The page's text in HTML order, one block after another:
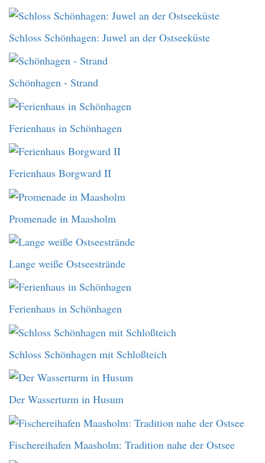
Schloss Schönhagen: Juwel an der Ostseeküste
Schönhagen - Strand
Ferienhaus in Schönhagen
Ferienhaus Borgward II
Promenade in Maasholm
Lange weiße Ostseestrände
Ferienhaus in Schönhagen
Schloss Schönhagen mit Schloßteich
Der Wasserturm in Husum
Fischereihafen Maasholm: Tradition nahe der Ostsee